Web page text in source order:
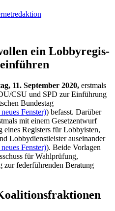
ein Lobby­re­gis­
11. September 2020, erstmals
CSU und SPD zur Einführung
Bundestag
Fenster)) befasst. Darüber
mit einem Gesetzentwurf
Registers für Lobbyisten,
Lobbydienstleister auseinander
Fenster)). Beide Vorlagen
für Wahlprüfung,
zur federführenden Beratung